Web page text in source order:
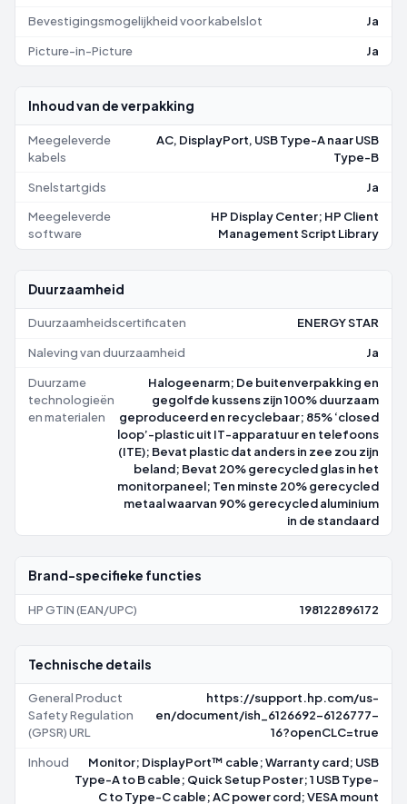
Bevestigingsmogelijkheid voor kabelslot Ja
Picture-in-Picture Ja
Inhoud van de verpakking
Meegeleverde
kabels
AC, DisplayPort, USB Type-A naar USB
Type-B
Snelstartgids Ja
Meegeleverde
software
HP Display Center; HP Client
Management Script Library
Duurzaamheid
Duurzaamheidscertificaten ENERGY STAR
Naleving van duurzaamheid Ja
Duurzame
technologieën
en materialen
Halogeenarm; De buitenverpakking en
gegolfde kussens zijn 100% duurzaam
geproduceerd en recyclebaar; 85% ‘closed
loop’-plastic uit IT-apparatuur en telefoons
(ITE); Bevat plastic dat anders in zee zou zijn
beland; Bevat 20% gerecycled glas in het
monitorpaneel; Ten minste 20% gerecycled
metaal waarvan 90% gerecycled aluminium
in de standaard
Brand-specifieke functies
HP GTIN (EAN/UPC) 198122896172
Technische details
General Product
Safety Regulation
(GPSR) URL
https://support.hp.com/us-
en/document/ish_6126692-6126777-
16?openCLC=true
Inhoud
Monitor; DisplayPort™ cable; Warranty card; USB
Type-A to B cable; Quick Setup Poster; 1 USB Type-
C to Type-C cable; AC power cord; VESA mount